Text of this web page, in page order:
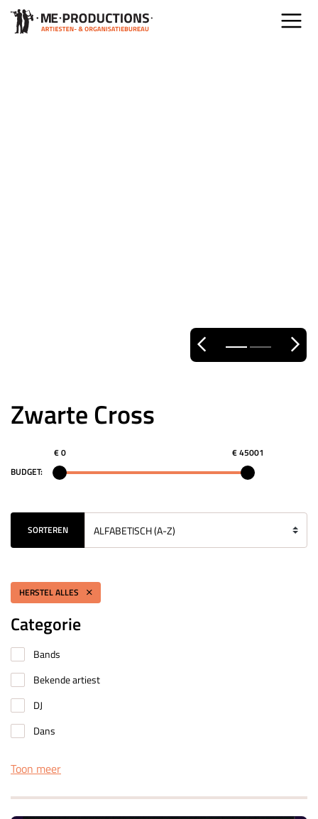
Zwarte Cross
BUDGET:
€ 0 € 45001
SORTEREN
HERSTEL ALLES
Categorie
Bands
Bekende artiest
DJ
Dans
Toon meer